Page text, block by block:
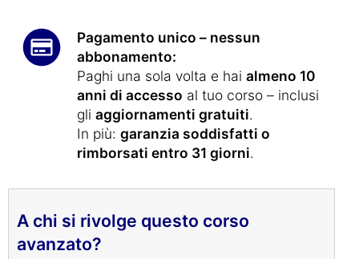
Pagamento unico – nessun
abbonamento:
Paghi una sola volta e hai almeno 10
anni di accesso al tuo corso – inclusi
gli aggiornamenti gratuiti.
In più: garanzia soddisfatti o
rimborsati entro 31 giorni.
A chi si rivolge questo corso
avanzato?